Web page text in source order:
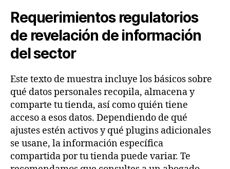
Requerimientos regulatorios
de revelación de información
del sector
Este texto de muestra incluye los básicos sobre
qué datos personales recopila, almacena y
comparte tu tienda, así como quién tiene
acceso a esos datos. Dependiendo de qué
ajustes estén activos y qué plugins adicionales
se usane, la información específica
compartida por tu tienda puede variar. Te